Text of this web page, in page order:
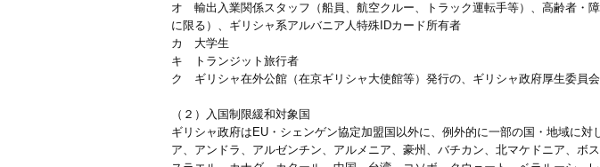
オ 輸出入業関係スタッフ（船員、航空クルー、トラック運転手等）、高齢者・
に限る）、ギリシャ系アルバニア人特殊IDカード所有者
カ 大学生
キ トランジット旅行者
ク ギリシャ在外公館（在京ギリシャ大使館等）発行の、ギリシャ政府厚生委員
（２）入国制限緩和対象国
ギリシャ政府はEU・シェンゲン協定加盟国以外に、例外的に一部の国・地域に
ア、アンドラ、アルゼンチン、アルメニア、豪州、バチカン、北マケドニア、